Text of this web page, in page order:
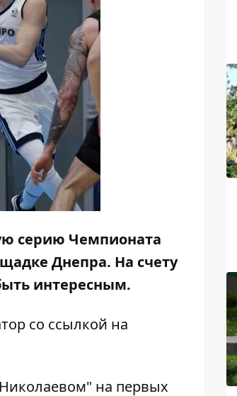
серию Чемпионата
Днепра. На счету
интересным.
со ссылкой на
на первых